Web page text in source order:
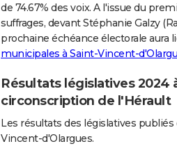
de 74.67% des voix. A l'issue du
suffrages, devant Stéphanie Galzy
prochaine échéance électorale aura
municipales à Saint-Vincent-
Résultats législatives 2024
circonscription de l'Hérault
Les résultats des législatives
Vincent-d'Olargues.